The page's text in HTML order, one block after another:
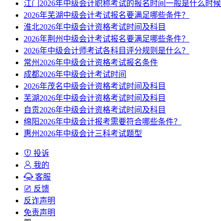
江门2026年中级会计职称考试的报名时间一般是什么时
2026年芜湖中级会计考试报名要满足哪些条件？
淮北2026年中级会计资格考试时间及科目
2026年荆州中级会计考试报名要满足哪些条件？
2026年中级会计师考试各科目评分规则是什么？
常州2026年中级会计资格考试报名条件
成都2026年中级会计考试时间
2026年茂名中级会计资格考试时间及科目
芜湖2026年中级会计资格考试时间及科目
自贡2026年中级会计资格考试时间及科目
绵阳2026年中级会计报考需要符合哪些条件？
惠州2026年中级会计三科考试题型
投诉
我的
客服
反馈
反诈声明
免责声明